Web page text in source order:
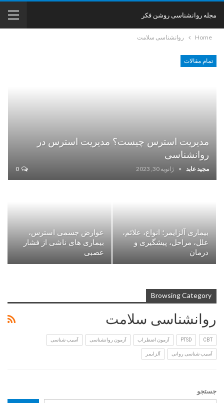
مجله روانشناسی روشن فکر
Home روانشناسی سلامت
تمام مقالات
مدیریت استرس چیست؟ مدیریت استرس در
روانشناسی
مجید عابد ژانویه 30, 2023
بیماری آلزایمر؛ انواع، علائم،
علل، مراحل، پیشگیری و
درمان
عوارض جسمی استرس،
بیماری های ناشی از فشار
عصبی
Browsing Category
روانشناسی سلامت
CBT
PTSD آزمون اضطراب آزمون روانشناسی آسیب شناسی
آسیب شناسی روانی آلزایمر
جستجو